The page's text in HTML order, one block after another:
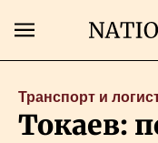
Главная
Транспорт и
Токаев: